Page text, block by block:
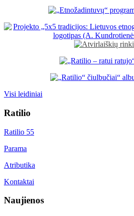
Visi leidiniai
Ratilio
Ratilio 55
Parama
Atributika
Kontaktai
Naujienos